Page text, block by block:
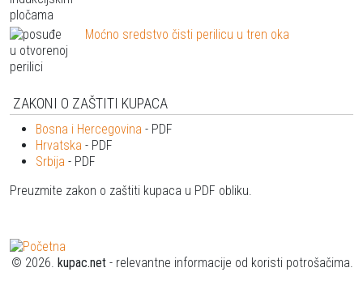
Moćno sredstvo čisti perilicu u tren oka
ZAKONI O ZAŠTITI KUPACA
Bosna i Hercegovina - PDF
Hrvatska - PDF
Srbija - PDF
Preuzmite zakon o zaštiti kupaca u PDF obliku.
© 2026. kupac.net - relevantne informacije od koristi potrošačima.